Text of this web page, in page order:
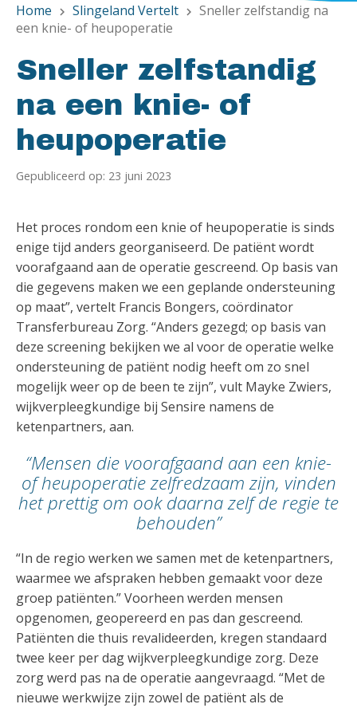
Home chevron_right Slingeland Vertelt chevron_right Sneller zelfstandig na
een knie- of heupoperatie
Sneller zelfstandig
na een knie- of
heupoperatie
Gepubliceerd op: 23 juni 2023
Het proces rondom een knie of heupoperatie is sinds
enige tijd anders georganiseerd. De patiënt wordt
voorafgaand aan de operatie gescreend. Op basis van
die gegevens maken we een geplande ondersteuning
op maat”, vertelt Francis Bongers, coördinator
Transferbureau Zorg. “Anders gezegd; op basis van
deze screening bekijken we al voor de operatie welke
ondersteuning de patiënt nodig heeft om zo snel
mogelijk weer op de been te zijn”, vult Mayke Zwiers,
wijkverpleegkundige bij Sensire namens de
ketenpartners, aan.
“Mensen die voorafgaand aan een knie-
of heupoperatie zelfredzaam zijn, vinden
het prettig om ook daarna zelf de regie te
behouden”
“In de regio werken we samen met de ketenpartners,
waarmee we afspraken hebben gemaakt voor deze
groep patiënten.” Voorheen werden mensen
opgenomen, geopereerd en pas dan gescreend.
Patiënten die thuis revalideerden, kregen standaard
twee keer per dag wijkverpleegkundige zorg. Deze
zorg werd pas na de operatie aangevraagd. “Met de
nieuwe werkwijze zijn zowel de patiënt als de